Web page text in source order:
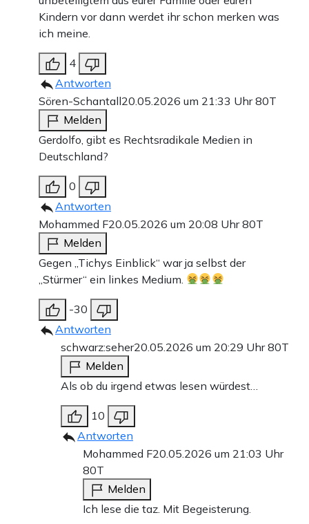
Kindern vor dann werdet ihr schon merken was
ich meine.
4
Antworten
Sören-Schantall20.05.2026 um 21:33 Uhr80T
Melden
Gerdolfo, gibt es Rechtsradikale Medien in
Deutschland?
0
Antworten
Mohammed F20.05.2026 um 20:08 Uhr80T
Melden
Gegen „Tichys Einblick“ war ja selbst der
„Stürmer“ ein linkes Medium.
-30
Antworten
schwarz:seher20.05.2026 um 20:29 Uhr80T
Melden
Als ob du irgend etwas lesen würdest…
10
Antworten
Mohammed F20.05.2026 um 21:03 Uhr
80T
Melden
Ich lese die taz. Mit Begeisterung.